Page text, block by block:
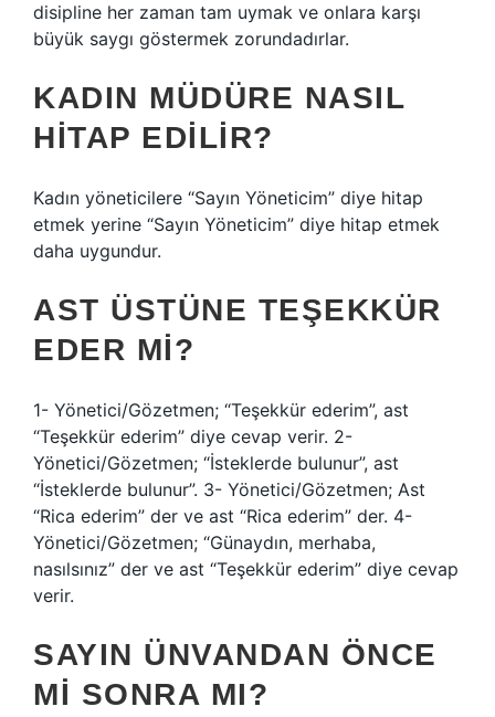
disipline her zaman tam uymak ve onlara karşı
büyük saygı göstermek zorundadırlar.
KADIN MÜDÜRE NASIL
HITAP EDILIR?
Kadın yöneticilere “Sayın Yöneticim” diye hitap
etmek yerine “Sayın Yöneticim” diye hitap etmek
daha uygundur.
AST ÜSTÜNE TEŞEKKÜR
EDER MI?
1- Yönetici/Gözetmen; “Teşekkür ederim”, ast
“Teşekkür ederim” diye cevap verir. 2-
Yönetici/Gözetmen; “İsteklerde bulunur”, ast
“İsteklerde bulunur”. 3- Yönetici/Gözetmen; Ast
“Rica ederim” der ve ast “Rica ederim” der. 4-
Yönetici/Gözetmen; “Günaydın, merhaba,
nasılsınız” der ve ast “Teşekkür ederim” diye cevap
verir.
SAYIN ÜNVANDAN ÖNCE
MI SONRA MI?